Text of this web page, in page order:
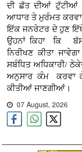
ਦੀ ਛੱਤ ਦੀਆਂ ਟੁੱਟੀਆਂ
ਆਧਾਰ ਤੇ ਮੁਰੰਮਤ ਕਰਵਾ
ਇੱਕ ਜਨਰੇਟਰ ਦੇ ਹੁਣ ਇੱਥੇ
ਉਹਨਾਂ ਕਿਹਾ ਕਿ
ਨਿਰੀਖਣ ਕੀਤਾ
ਸਬੰਧਿਤ ਅਧਿਕਾਰੀ/
ਅਨੁਸਾਰ ਕੰਮ
ਕਰਵਾ
ਕੀਤੀਆਂ ਜਾਣਗੀਆਂ।
07 August, 2026